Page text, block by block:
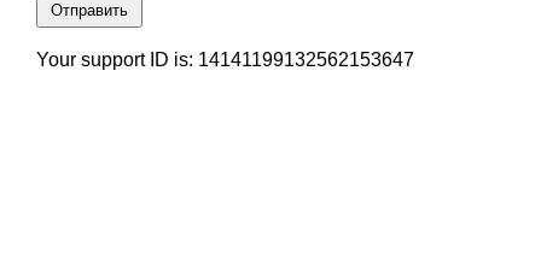
Отправить
Your support ID is: 14141199132562153647